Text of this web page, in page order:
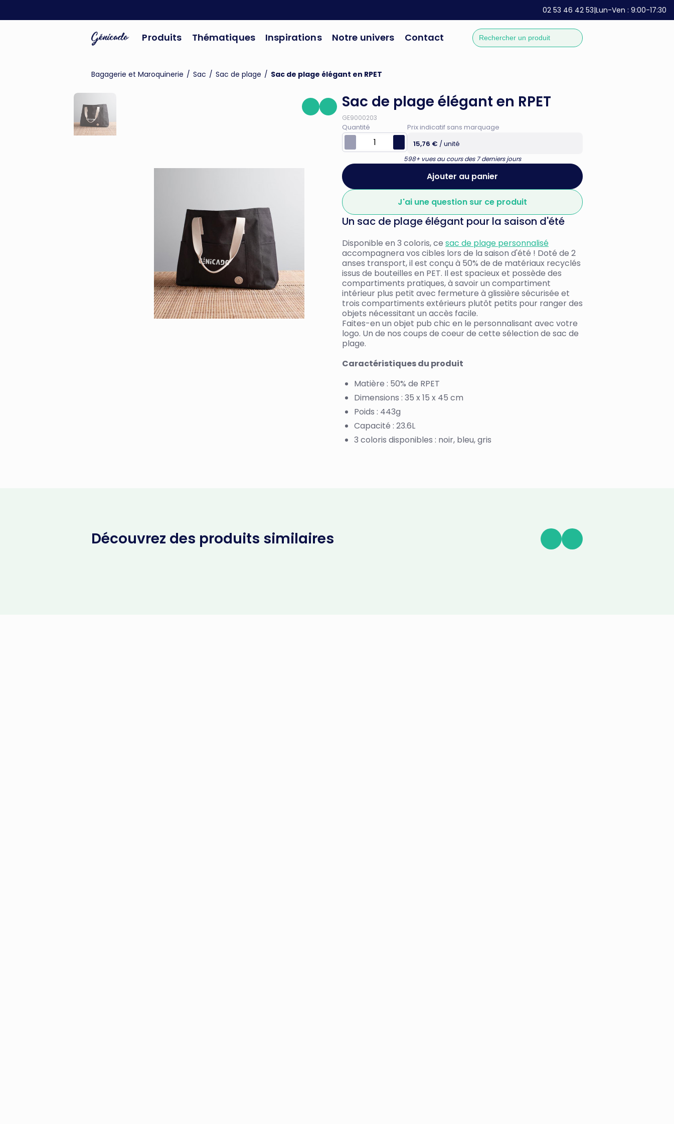
02 53 46 42 53|Lun-Ven : 9:00-17:30
Produits Thématiques Inspirations Notre univers Contact
Bagagerie et Maroquinerie / Sac / Sac de plage / Sac de plage élégant en RPET
Sac de plage élégant en RPET
GE9000203
Quantité
Prix indicatif sans marquage
15,76 € / unité
598+ vues au cours des 7 derniers jours
Ajouter au panier
J'ai une question sur ce produit
Un sac de plage élégant pour la saison d'été
Disponible en 3 coloris, ce sac de plage personnalisé
accompagnera vos cibles lors de la saison d'été ! Doté de 2
anses transport, il est conçu à 50% de de matériaux recyclés
issus de bouteilles en PET. Il est spacieux et possède des
compartiments pratiques, à savoir un compartiment
intérieur plus petit avec fermeture à glissière sécurisée et
trois compartiments extérieurs plutôt petits pour ranger des
objets nécessitant un accès facile.
Faites-en un objet pub chic en le personnalisant avec votre
logo. Un de nos coups de coeur de cette sélection de sac de
plage.
Caractéristiques du produit
Matière : 50% de RPET
Dimensions : 35 x 15 x 45 cm
Poids : 443g
Capacité : 23.6L
3 coloris disponibles : noir, bleu, gris
Découvrez des produits similaires